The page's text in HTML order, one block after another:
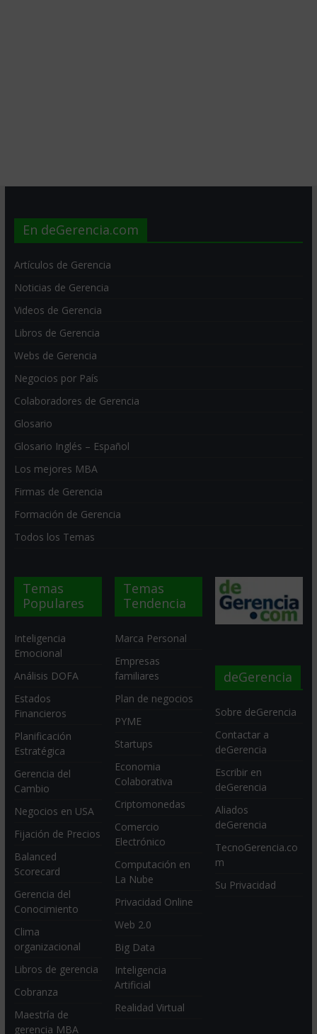
En deGerencia.com
Artículos de Gerencia
Noticias de Gerencia
Videos de Gerencia
Libros de Gerencia
Webs de Gerencia
Negocios por País
Colaboradores de Gerencia
Glosario
Glosario Inglés – Español
Los mejores MBA
Firmas de Gerencia
Formación de Gerencia
Todos los Temas
Temas
Populares
Inteligencia
Emocional
Análisis DOFA
Estados
Financieros
Planificación
Estratégica
Gerencia del
Cambio
Negocios en USA
Fijación de Precios
Balanced
Scorecard
Gerencia del
Conocimiento
Clima
organizacional
Libros de gerencia
Cobranza
Maestría de
gerencia MBA
Temas
Tendencia
Marca Personal
Empresas
familiares
Plan de negocios
PYME
Startups
Economia
Colaborativa
Criptomonedas
Comercio
Electrónico
Computación en
La Nube
Privacidad Online
Web 2.0
Big Data
Inteligencia
Artificial
Realidad Virtual
deGerencia
Sobre deGerencia
Contactar a
deGerencia
Escribir en
deGerencia
Aliados
deGerencia
TecnoGerencia.co
m
Su Privacidad